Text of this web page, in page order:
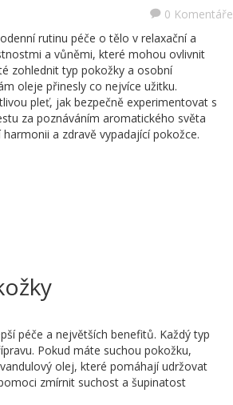
0 Komentáře
rutinu péče o tělo v relaxační a
a vůněmi, které mohou ovlivnit
zohlednit typ pokožky a osobní
oleje přinesly co nejvíce užitku.
pleť, jak bezpečně experimentovat s
za poznáváním aromatického světa
a zdravě vypadající pokožce.
péče a největších benefitů. Každý typ
Pokud máte suchou pokožku,
olej, které pomáhají udržovat
zmírnit suchost a šupinatost